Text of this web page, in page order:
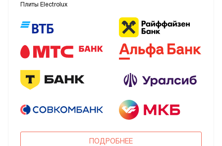
Плиты Electrolux
ПОДРОБНЕЕ